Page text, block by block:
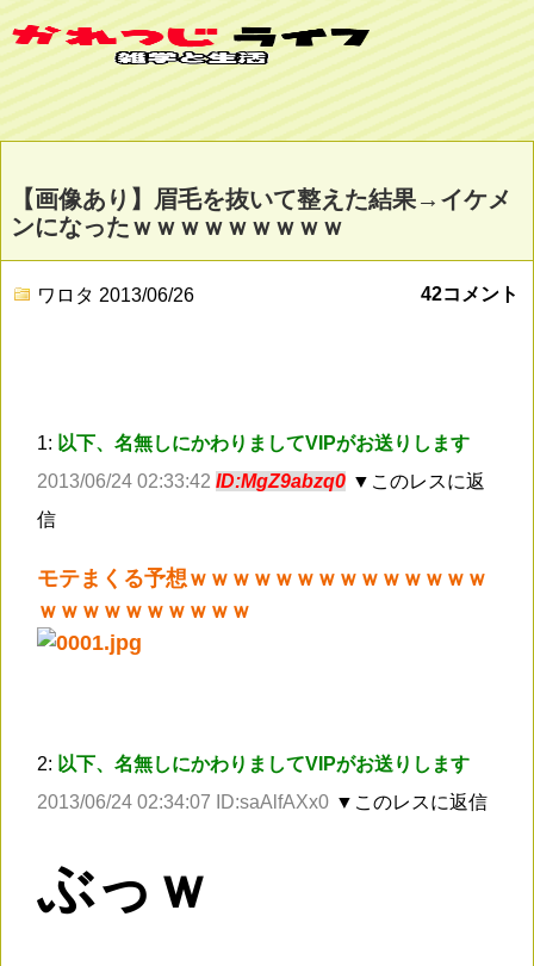
【画像あり】眉毛を抜いて整えた結果→イケメ
ンになったｗｗｗｗｗｗｗｗｗ
ワロタ 2013/06/26 42コメント
1: 以下、名無しにかわりましてVIPがお送りします
2013/06/24 02:33:42 ID:MgZ9abzq0 ▼このレスに返
信
モテまくる予想ｗｗｗｗｗｗｗｗｗｗｗｗｗｗ
ｗｗｗｗｗｗｗｗｗｗ
2: 以下、名無しにかわりましてVIPがお送りします
2013/06/24 02:34:07 ID:saAlfAXx0 ▼このレスに返信
ぶっｗ